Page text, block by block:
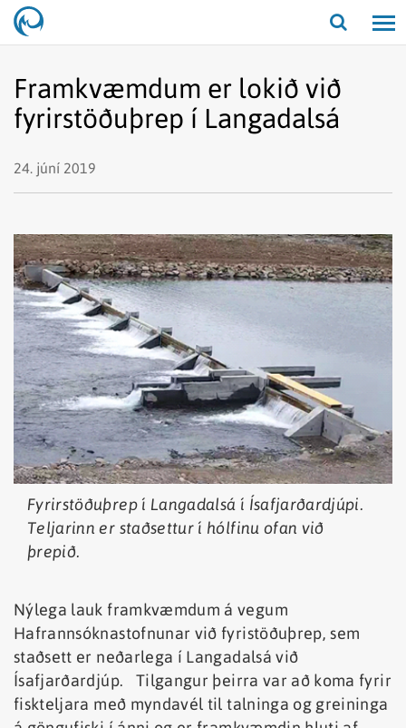
Opna/
Framkvæmdum er lokið við
fyrirstöðuþrep í Langadalsá
24. júní 2019
Fyrirstöðuþrep í Langadalsá í Ísafjarðardjúpi.
Teljarinn er staðsettur í hólfinu ofan við
þrepið.
Nýlega lauk framkvæmdum á vegum
Hafrannsóknastofnunar við fyristöðuþrep, sem
staðsett er neðarlega í Langadalsá við
Ísafjarðardjúp. Tilgangur þeirra var að koma fyrir
fiskteljara með myndavél til talninga og greininga